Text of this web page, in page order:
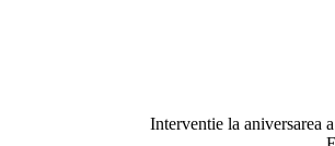
Interventie la aniversarea